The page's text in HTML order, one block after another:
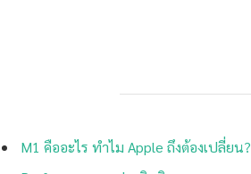
M1 คืออะไร ทำไม Apple ถึงต้องเปลี่ยน?